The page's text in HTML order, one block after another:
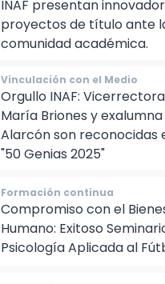
INAF presentan
proyectos de título ante
comunidad académica.
Vinculación con el Medio
Orgullo INAF:
María Briones y
Alarcón son reconocidas
"50 Genias 2025"
Formación continua
Compromiso con el
Humano: Exitoso
Psicología Aplicada al